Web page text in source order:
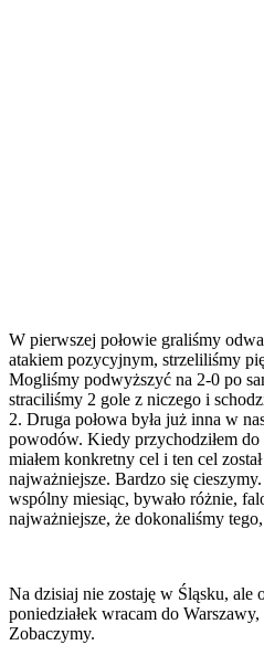
W pierwszej połowie graliśmy
atakiem pozycyjnym, strzeliliśmy
Mogliśmy podwyższyć na 2-0 po
straciliśmy 2 gole z niczego i
2. Druga połowa była już inna w
powodów. Kiedy przychodziłem
miałem konkretny cel i ten cel
najważniejsze. Bardzo się
wspólny miesiąc, bywało różnie,
najważniejsze, że dokonaliśmy
Na dzisiaj nie zostaję w Śląsku, ale
poniedziałek wracam do
Zobaczymy.